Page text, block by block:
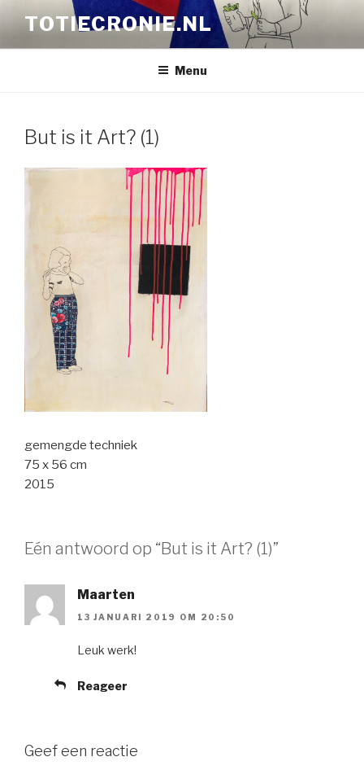
de
inhoud
TOTIECRONIE.NL
Menu
But is it Art? (1)
gemengde techniek
75 x 56 cm
2015
Eén antwoord op “But is it Art? (1)”
Maarten
13 JANUARI 2019 OM 20:50
Leuk werk!
Reageer
Geef een reactie